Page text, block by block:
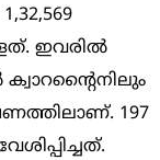
ഇവരില്‍
ക്വാറന്റൈനിലും
197